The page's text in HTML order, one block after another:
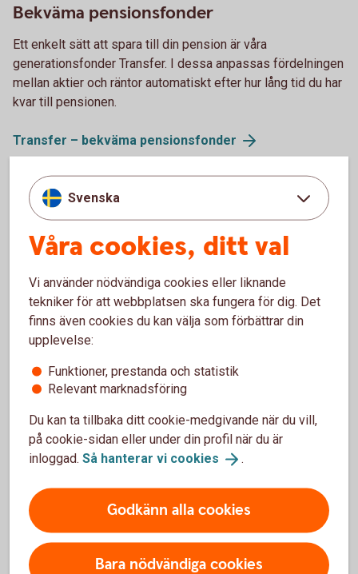
Bekväma pensionsfonder
Ett enkelt sätt att spara till din pension är våra
generationsfonder Transfer. I dessa anpassas fördelningen
mellan aktier och räntor automatiskt efter hur lång tid du har
kvar till pensionen.
Transfer – bekväma pensionsfonder
Löneväxla – för dig med lite högre lön
Om du har en månadslön över 56 100 (år 2026) så kan
löneväxling vara något för dig. Löneväxla är när du byter en
del av din lön mot sparande i tjänstepension och skjuter
upp beskattningen för en större pension.
Löneväxla
Svenska
Våra cookies, ditt val
Vi använder nödvändiga cookies eller liknande
tekniker för att webbplatsen ska fungera för dig. Det
finns även cookies du kan välja som förbättrar din
upplevelse:
Funktioner, prestanda och statistik
Relevant marknadsföring
Du kan ta tillbaka ditt cookie-medgivande när du vill,
på cookie-sidan eller under din profil när du är
inloggad. Så hanterar vi cookies .
Godkänn alla cookies
Bara nödvändiga cookies